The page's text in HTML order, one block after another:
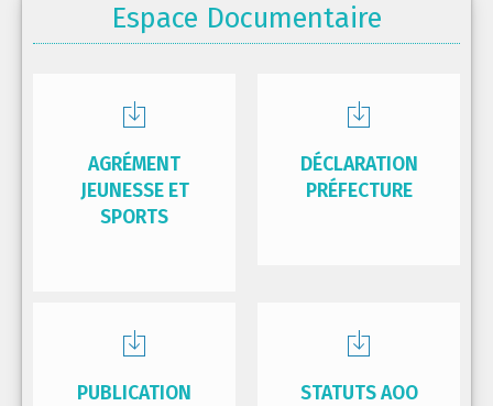
Espace Documentaire
AGRÉMENT
JEUNESSE ET
SPORTS
DÉCLARATION
PRÉFECTURE
PUBLICATION
STATUTS AOO